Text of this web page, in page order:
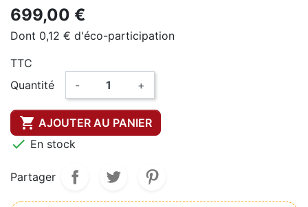
699,00 €
Dont 0,12 € d'éco-participation
TTC
Quantité
- +
 AJOUTER AU PANIER
 En stock
Partager